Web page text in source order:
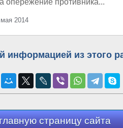
опережение противника...
2014
информацией из этого
страницу сайта